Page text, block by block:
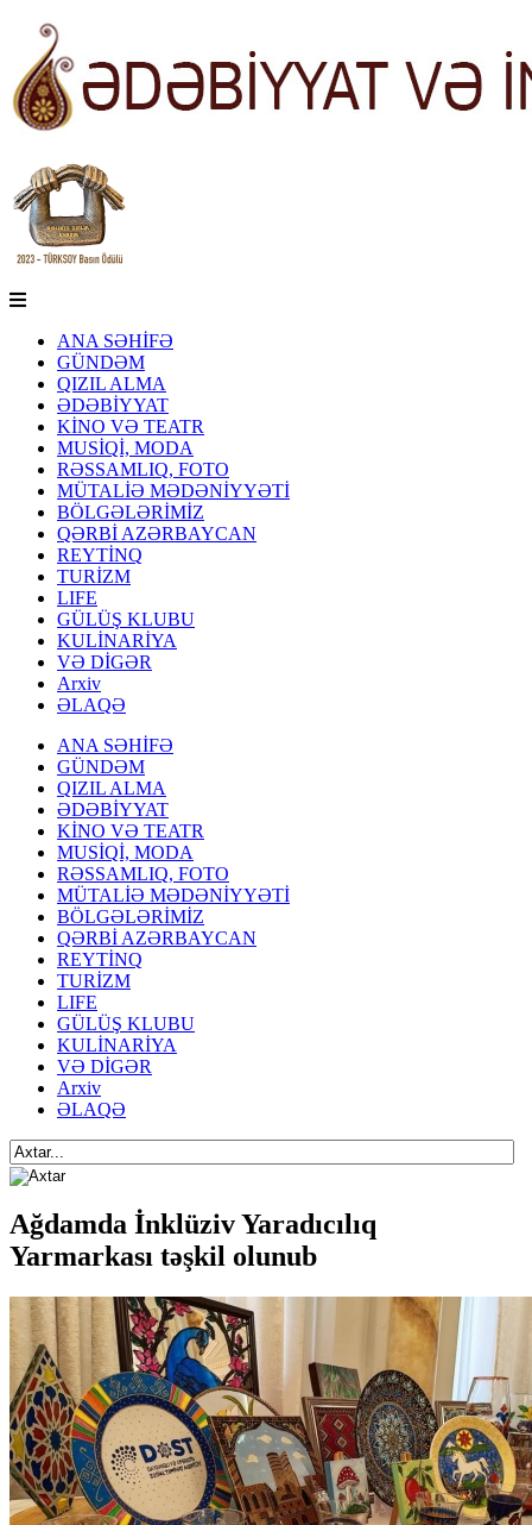
ANA SƏHİFƏ
GÜNDƏM
QIZIL ALMA
ƏDƏBİYYAT
KİNO VƏ TEATR
MUSİQİ, MODA
RƏSSAMLIQ, FOTO
MÜTALİƏ MƏDƏNİYYƏTİ
BÖLGƏLƏRİMİZ
QƏRBİ AZƏRBAYCAN
REYTİNQ
TURİZM
LIFE
GÜLÜŞ KLUBU
KULİNARİYA
VƏ DİGƏR
Arxiv
ƏLAQƏ
ANA SƏHİFƏ
GÜNDƏM
QIZIL ALMA
ƏDƏBİYYAT
KİNO VƏ TEATR
MUSİQİ, MODA
RƏSSAMLIQ, FOTO
MÜTALİƏ MƏDƏNİYYƏTİ
BÖLGƏLƏRİMİZ
QƏRBİ AZƏRBAYCAN
REYTİNQ
TURİZM
LIFE
GÜLÜŞ KLUBU
KULİNARİYA
VƏ DİGƏR
Arxiv
ƏLAQƏ
Ağdamda İnklüziv Yaradıcılıq
Yarmarkası təşkil olunub